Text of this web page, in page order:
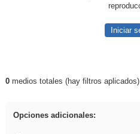
Iniciar
Resultados de: Eventos
0medios totales (hay filtros aplicados)
Opciones adicionales: